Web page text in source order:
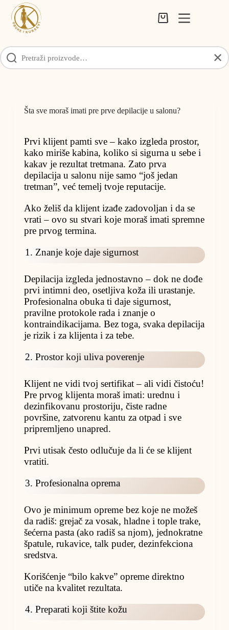
content
Shopping
✕
Šta sve moraš imati pre prve depilacije u salonu?
Prvi klijent pamti sve – kako izgleda prostor,
kako miriše kabina, koliko si sigurna u sebe i
kakav je rezultat tretmana. Zato prva
depilacija u salonu nije samo “još jedan
tretman”, već temelj tvoje reputacije.
Ako želiš da klijent izađe zadovoljan i da se
vrati – ovo su stvari koje moraš imati spremne
pre prvog termina.
1. Znanje koje daje sigurnost
Depilacija izgleda jednostavno – dok ne dođe
prvi intimni deo, osetljiva koža ili urastanje.
Profesionalna obuka ti daje sigurnost,
pravilne protokole rada i znanje o
kontraindikacijama. Bez toga, svaka depilacija
je rizik i za klijenta i za tebe.
2. Prostor koji uliva poverenje
Klijent ne vidi tvoj sertifikat – ali vidi čistoću!
Pre prvog klijenta moraš imati: urednu i
dezinfikovanu prostoriju, čiste radne
površine, zatvorenu kantu za otpad i sve
pripremljeno unapred.
Prvi utisak često odlučuje da li će se klijent
vratiti.
3. Profesionalna oprema
Ovo je minimum opreme bez koje ne možeš
da radiš: grejač za vosak, hladne i tople trake,
šećerna pasta (ako radiš sa njom), jednokratne
špatule, rukavice, talk puder, dezinfekciona
sredstva.
Korišćenje “bilo kakve” opreme direktno
utiče na kvalitet rezultata.
4. Preparati koji štite kožu